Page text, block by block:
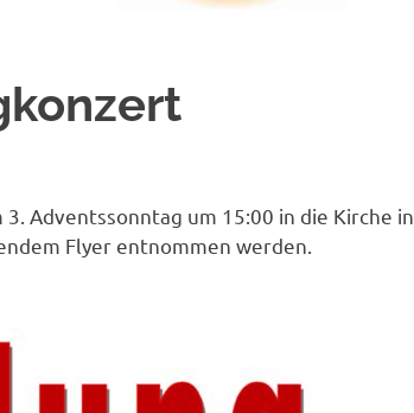
Adventssonntag um 15:00 in die Kirche in
Flyer entnommen werden.